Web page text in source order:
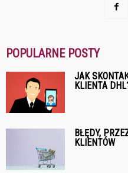
POPULARNE POSTY
JAK
KLIENTA
BŁĘDY,
KLIENTÓW